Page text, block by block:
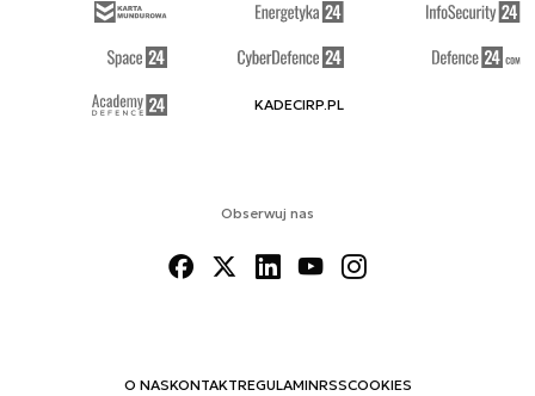
Obserwuj nas
O NASKONTAKTREGULAMINRSSCOOKIES
KADECIRP.PL